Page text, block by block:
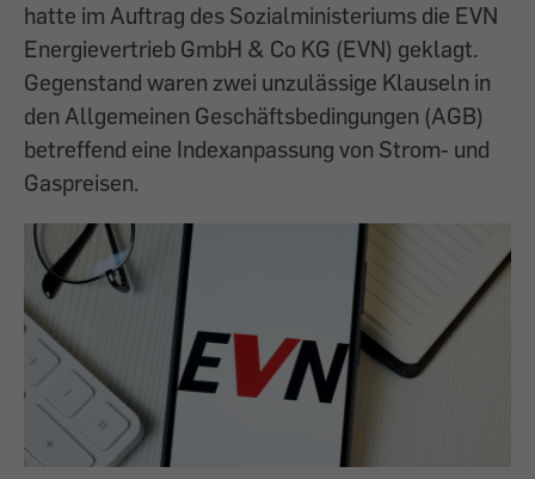
hatte im Auftrag des Sozialministeriums die EVN
Energievertrieb GmbH & Co KG (EVN) geklagt.
Gegenstand waren zwei unzulässige Klauseln in
den Allgemeinen Geschäftsbedingungen (AGB)
betreffend eine Indexanpassung von Strom- und
Gaspreisen.